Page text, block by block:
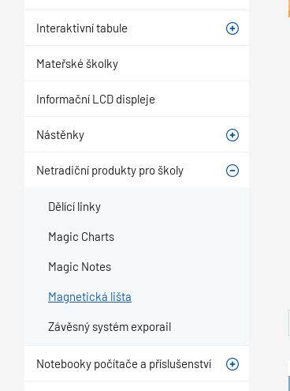
Interaktivní tabule
Mateřské školky
Informační LCD displeje
Nástěnky
Netradiční produkty pro školy
Dělící linky
Magic Charts
Magic Notes
Magnetická lišta
Závěsný systém exporail
Notebooky počítače a příslušenství